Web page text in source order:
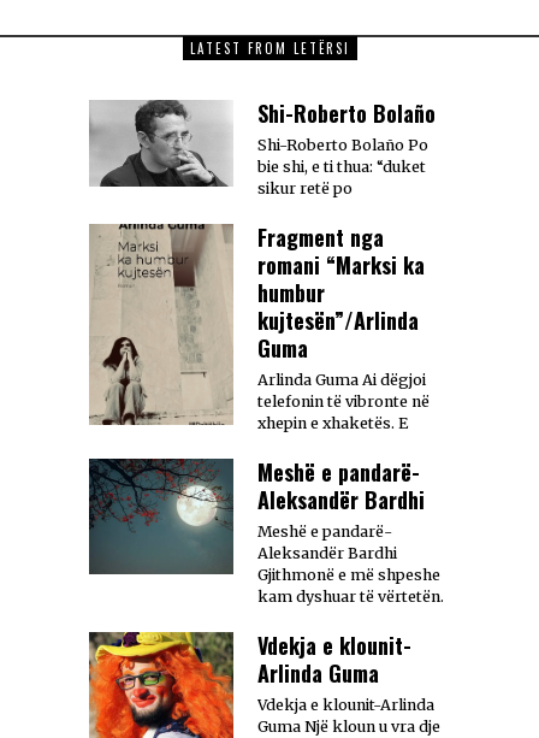
LATEST FROM LETËRSI
Shi-Roberto Bolaño
Shi-Roberto Bolaño Po
bie shi, e ti thua: “duket
sikur retë po
Fragment nga
romani “Marksi ka
humbur
kujtesën”/Arlinda
Guma
Arlinda Guma Ai dëgjoi
telefonin të vibronte në
xhepin e xhaketës. E
Meshë e pandarë-
Aleksandër Bardhi
Meshë e pandarë-
Aleksandër Bardhi
Gjithmonë e më shpeshe
kam dyshuar të vërtetën.
Vdekja e klounit-
Arlinda Guma
Vdekja e klounit-Arlinda
Guma Një kloun u vra dje